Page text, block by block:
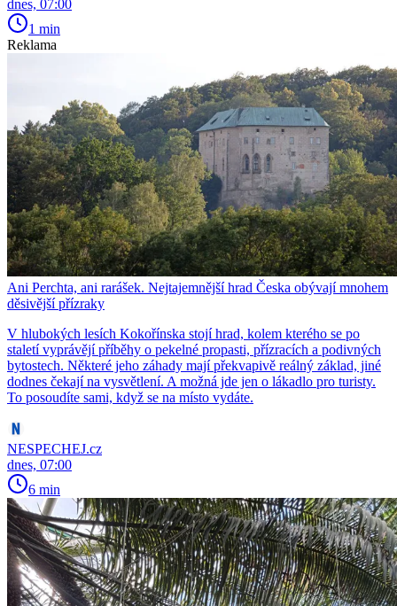
dnes, 07:00
1 min
Reklama
Ani Perchta, ani rarášek. Nejtajemnější hrad Česka obývají mnohem
děsivější přízraky
V hlubokých lesích Kokořínska stojí hrad, kolem kterého se po
staletí vyprávějí příběhy o pekelné propasti, přízracích a podivných
bytostech. Některé jeho záhady mají překvapivě reálný základ, jiné
dodnes čekají na vysvětlení. A možná jde jen o lákadlo pro turisty.
To posoudíte sami, když se na místo vydáte.
NESPECHEJ.cz
dnes, 07:00
6 min